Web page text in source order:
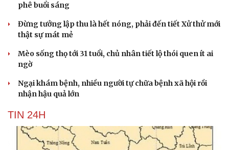
phê buổi sáng
Đừng tưởng lập thu là hết nóng, phải đến tiết Xử thử mới
thật sự mát mẻ
Mèo sống thọ tới 31 tuổi, chủ nhân tiết lộ thói quen ít ai
ngờ
Ngại khám bệnh, nhiều người tự chữa bệnh xã hội rồi
nhận hậu quả lớn
TIN 24H